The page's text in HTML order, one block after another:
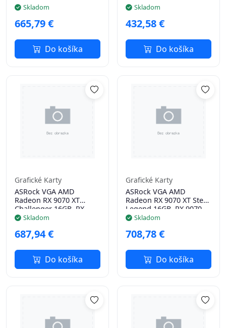
GHzSkladom
665,79 €
Do košíka
9060 XT, 16GB GDDR6,
Skladom
432,58 €
Do košíka
Grafické Karty
ASRock VGA AMD
Radeon RX 9070 XT
Challenger 16GB, RX
9070 XT, 16GB GDDR6,
Skladom
687,94 €
Do košíka
Grafické Karty
ASRock VGA AMD
Radeon RX 9070 XT Steel
Legend 16GB, RX 9070
XT, 16GB GDDR6, 3xDP,
Skladom
708,78 €
Do košíka